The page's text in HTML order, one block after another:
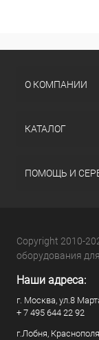
О КОМПАНИИ
КАТАЛОГ
ПОМОЩЬ И
Copyright 2010-
оборудования
Наши адреса:
г. Москва, ул.8
+ 7 495 644 22 92
г.Лобня,